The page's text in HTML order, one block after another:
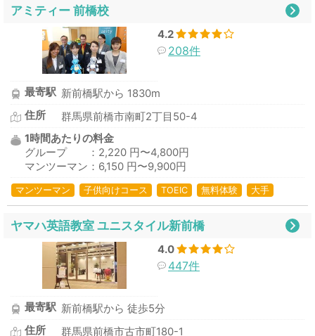
アミティー 前橋校
4.2
208件
最寄駅 新前橋駅から 1830m
住所
群馬県前橋市南町2丁目50-4
1時間あたりの料金
グループ ：2,220 円〜4,800円
マンツーマン：6,150 円〜9,900円
マンツーマン 子供向けコース TOEIC 無料体験 大手
ヤマハ英語教室 ユニスタイル新前橋
4.0
447件
最寄駅 新前橋駅から 徒歩5分
住所
群馬県前橋市古市町180-1